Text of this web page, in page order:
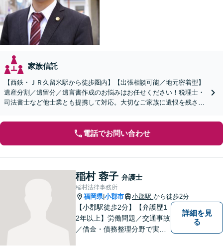
家族信託
【西鉄・ＪＲ久留米駅から徒歩圏内】【出張相談可能／地元密着型】
遺産分割／遺留分／遺言書作成のお悩みはお任せください！税理士・
司法書士など他士業とも提携して対応。大切なご家族に遺恨を残さな
電話でお問い合わせ
稲村 蓉子 弁護士
稲村法律事務所
福岡県|小郡市 小郡駅 から徒歩2分
【小郡駅徒歩2分】【弁護歴1
2年以上】労働問題／交通事故
／借金・債務整理分野で実績
詳細を見
る